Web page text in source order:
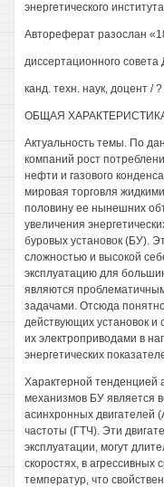
энергетического
Автореферат разослан
диссертационного совета
канд. техн. наук, доцент /
ОБЩАЯ
Актуальность темы. По
компаний рост
нефти и газового
мировая торговля
половину ее нынешних
увеличения
буровых установок (БУ).
сложностью и высокой
эксплуатацию для
являются
задачами. Отсюда
действующих установок и
их электроприводами в
энергетических
Характерной тенденцией
механизмов БУ является
асинхронных двигателей
частоты (ГТЧ). Эти
эксплуатации, могут
скоростях, в
температур, что